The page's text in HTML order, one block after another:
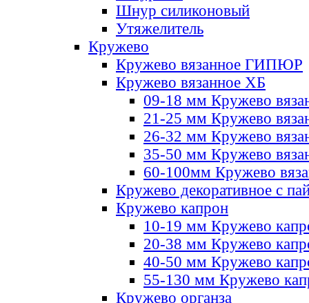
Шнур силиконовый
Утяжелитель
Кружево
Кружево вязанное ГИПЮР
Кружево вязанное ХБ
09-18 мм Кружево
21-25 мм Кружево
26-32 мм Кружево
35-50 мм Кружево
60-100мм Кружево
Кружево декоративное с
Кружево капрон
10-19 мм Кружево
20-38 мм Кружево
40-50 мм Кружево
55-130 мм Кружево
Кружево органза